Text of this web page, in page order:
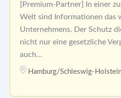
[Premium-Partner] In einer
Welt sind Informationen das
Unternehmens. Der Schutz
nicht nur eine gesetzliche
auch…
Hamburg/Schleswig-